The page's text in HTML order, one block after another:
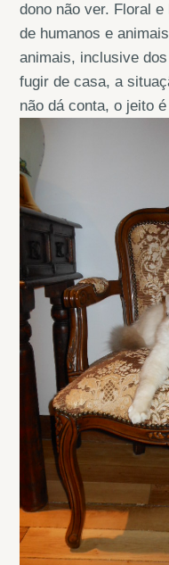
dono não ver. Floral
de humanos e
animais, inclusive
fugir de casa, a
não dá conta, o jeito